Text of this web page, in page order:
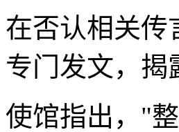
在否认相关传
专门发文，揭
使馆指出，"